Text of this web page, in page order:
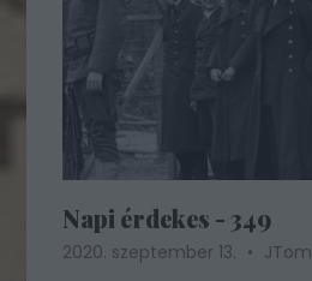
Napi érdekes - 349
2020. szeptember 13.
JTom